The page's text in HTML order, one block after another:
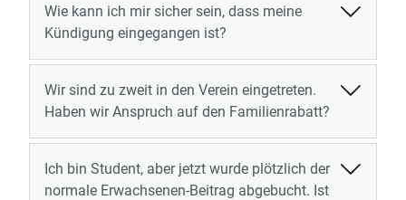
Wie kann ich mir sicher sein, dass meine
Kündigung eingegangen ist?
Wir sind zu zweit in den Verein eingetreten.
Haben wir Anspruch auf den Familienrabatt?
Ich bin Student, aber jetzt wurde plötzlich der
normale Erwachsenen-Beitrag abgebucht. Ist